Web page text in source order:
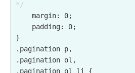
*/
}
.pagination p,
.pagination ol,
.pagination ol li {